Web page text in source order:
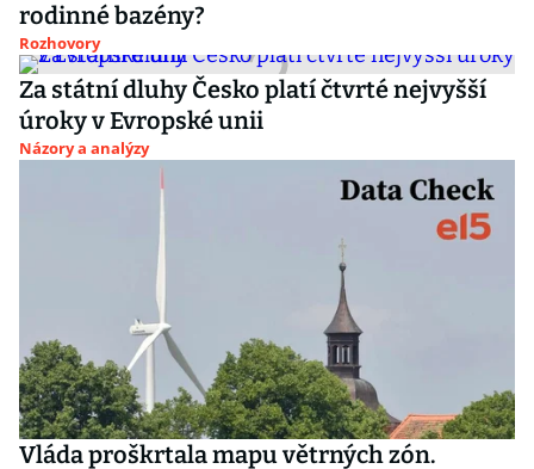
rodinné bazény?
Rozhovory
Za státní dluhy Česko platí čtvrté nejvyšší
úroky v Evropské unii
Názory a analýzy
Vláda proškrtala mapu větrných zón.